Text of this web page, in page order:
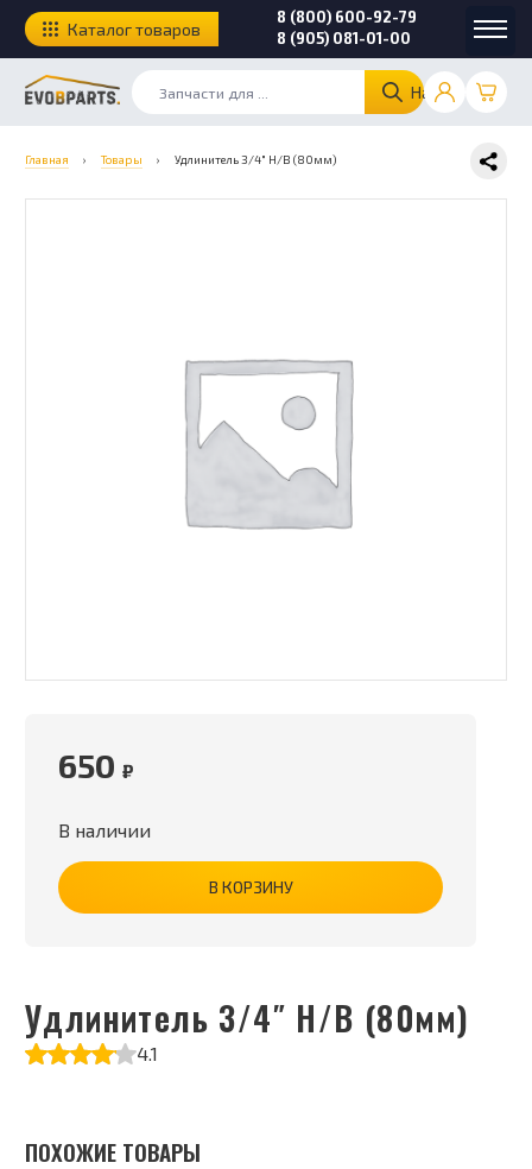
Найти
8 (800) 600-92-79
8 (905) 081-01-00
Каталог товаров
Главная › Товары › Удлинитель 3/4″ Н/В (80мм)
Удлинитель 3/4″ Н/В (80мм)
4.1
650 ₽
В наличии
В КОРЗИНУ
ПОХОЖИЕ ТОВАРЫ